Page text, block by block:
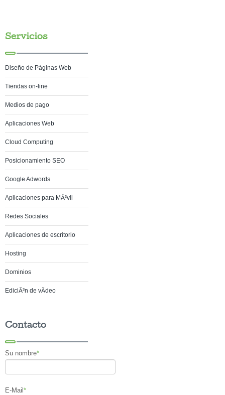
Servicios
Diseño de Páginas Web
Tiendas on-line
Medios de pago
Aplicaciones Web
Cloud Computing
Posicionamiento SEO
Google Adwords
Aplicaciones para MÃ³vil
Redes Sociales
Aplicaciones de escritorio
Hosting
Dominios
EdiciÃ³n de vÃ­deo
Contacto
Su nombre*
E-Mail *